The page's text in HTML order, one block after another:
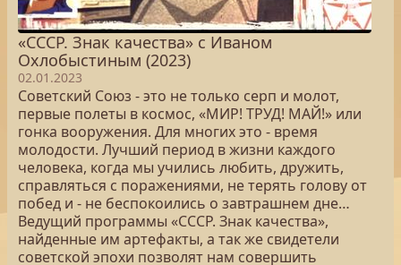
«СССР. Знак качества» с Иваном
Охлобыстиным (2023)
02.01.2023
Советский Союз - это не только серп и молот,
первые полеты в космос, «МИР! ТРУД! МАЙ!» или
гонка вооружения. Для многих это - время
молодости. Лучший период в жизни каждого
человека, когда мы учились любить, дружить,
справляться с поражениями, не терять голову от
побед и - не беспокоились о завтрашнем дне…
Ведущий программы «СССР. Знак качества»,
найденные им артефакты, а так же свидетели
советской эпохи позволят нам совершить